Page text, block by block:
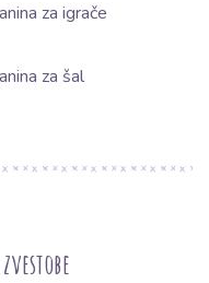
za igrače
za šal